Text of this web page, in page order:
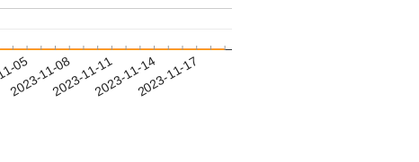
05
2023-11-082023-11-112023-11-142023-11-17